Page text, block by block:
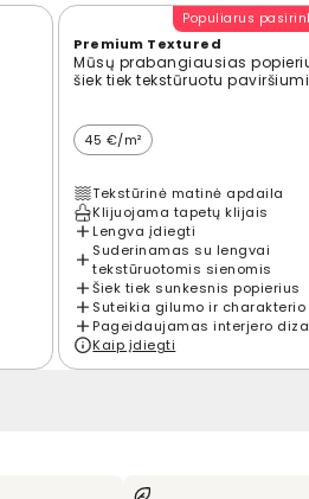
Populiarus
Premium Textured
Mūsų prabangiausias
šiek tiek tekstūruotu paviršiumi
45 €/m²
Tekstūrinė matinė apdaila
Klijuojama tapetų klijais
Lengva įdiegti
Suderinamas su lengvai
tekstūruotomis sienomis
Šiek tiek sunkesnis popierius
Suteikia gilumo ir charakterio
Pageidaujamas interjero
Kaip įdiegti